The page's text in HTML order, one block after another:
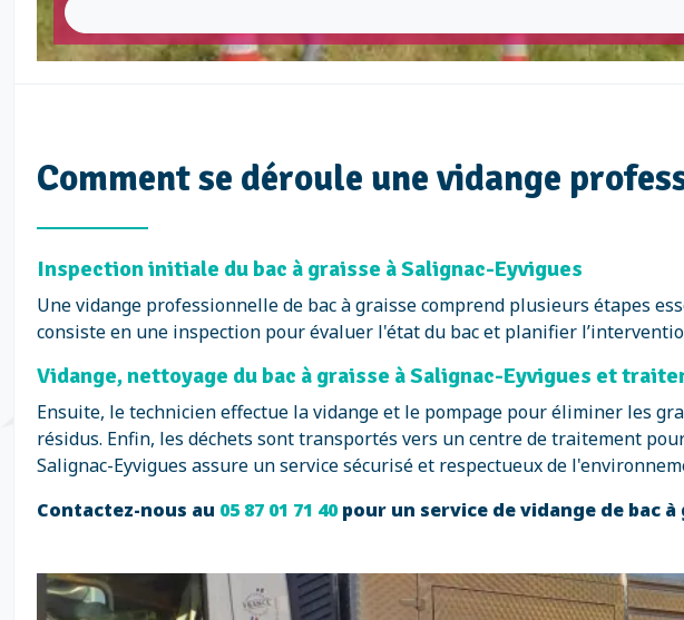
Comment se déroule une vidange
Inspection initiale du bac à graisse à Salignac-Eyvigues
Une vidange professionnelle de bac à graisse comprend plusieurs étapes
consiste en une inspection pour évaluer l'état du bac et planifier
Vidange, nettoyage du bac à graisse à Salignac-Eyvigues et
Ensuite, le technicien effectue la vidange et le pompage pour éliminer les
résidus. Enfin, les déchets sont transportés vers un centre de traitement
Salignac-Eyvigues assure un service sécurisé et respectueux de
Contactez-nous au 05 87 01 71 40pour un service de vidange de bac